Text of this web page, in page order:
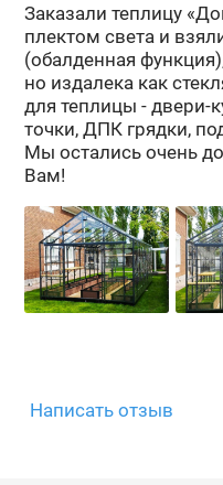
За­ка­за­ли теп­ли­цу
плек­том света и
(обал­ден­ная
но из­да­ле­ка как
для теп­ли­цы - двери-​
точ­ки, ДПК гряд­ки,
Мы оста­лись очень
Вам!
Написать отзыв